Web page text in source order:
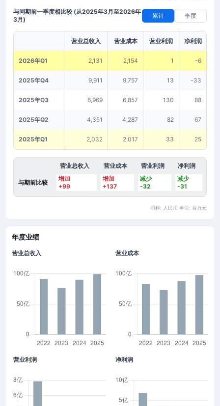
与同期前一季度相比较 (从2025年3月至2026年
3月)
累计 季度
营业总收入 营业成本 营业利润 净利润
2026年Q1 2,131 2,154 1 -6
2025年Q4 9,911 9,757 13 -33
2025年Q3 6,969 6,857 130 88
2025年Q2 4,351 4,287 82 67
2025年Q1 2,032 2,017 33 25
营业总收入 营业成本 营业利润 净利润
与期前比较
增加
+99
增加
+137
减少
-32
减少
-31
币种: 人民币 单位: 百万元
年度业绩
营业总收入 营业成本
营业利润 净利润